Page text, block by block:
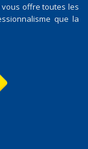
vous offre toutes les
que la